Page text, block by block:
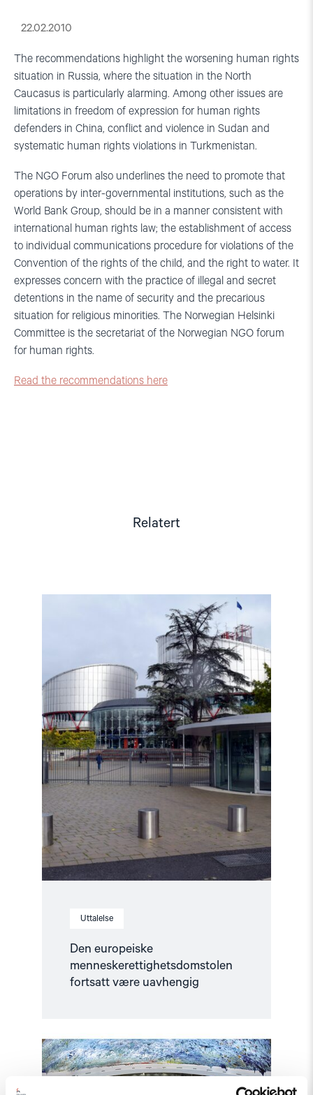
22.02.2010
The recommendations highlight the worsening human rights
situation in Russia, where the situation in the North
Caucasus is particularly alarming. Among other issues are
limitations in freedom of expression for human rights
defenders in China, conflict and violence in Sudan and
systematic human rights violations in Turkmenistan.
The NGO Forum also underlines the need to promote that
operations by inter-governmental institutions, such as the
World Bank Group, should be in a manner consistent with
international human rights law; the establishment of access
to individual communications procedure for violations of the
Convention of the rights of the child, and the right to water. It
expresses concern with the practice of illegal and secret
detentions in the name of security and the precarious
situation for religious minorities. The Norwegian Helsinki
Committee is the secretariat of the Norwegian NGO forum
for human rights.
Read the recommendations here
Relatert
Uttalelse
Den europeiske
menneskerettighetsdomstolen
fortsatt være uavhengig
article
"Den
europeiske
menneskerettighetsdomstolen
fortsatt
være
uavhengig"
Read
article
"Rapport
om